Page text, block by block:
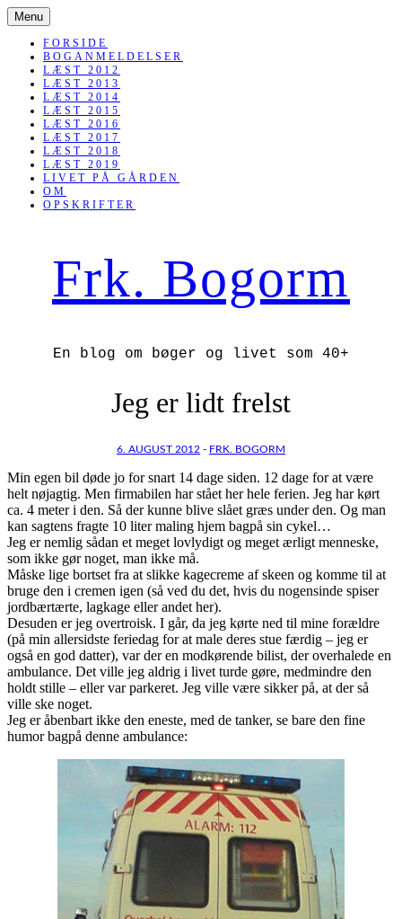
Menu SKIP
TO
CONTENT
FORSIDE
BOGANMELDELSER
LÆST 2012
LÆST 2013
LÆST 2014
LÆST 2015
LÆST 2016
LÆST 2017
LÆST 2018
LÆST 2019
LIVET PÅ GÅRDEN
OM
OPSKRIFTER
Frk. Bogorm
En blog om bøger og livet som 40+
Jeg er lidt frelst
6. AUGUST 2012 - FRK. BOGORM
Min egen bil døde jo for snart 14 dage siden. 12 dage for at være
helt nøjagtig. Men firmabilen har stået her hele ferien. Jeg har kørt
ca. 4 meter i den. Så der kunne blive slået græs under den. Og man
kan sagtens fragte 10 liter maling hjem bagpå sin cykel…
Jeg er nemlig sådan et meget lovlydigt og meget ærligt menneske,
som ikke gør noget, man ikke må.
Måske lige bortset fra at slikke kagecreme af skeen og komme til at
bruge den i cremen igen (så ved du det, hvis du nogensinde spiser
jordbærtærte, lagkage eller andet her).
Desuden er jeg overtroisk. I går, da jeg kørte ned til mine forældre
(på min allersidste feriedag for at male deres stue færdig – jeg er
også en god datter), var der en modkørende bilist, der overhalede en
ambulance. Det ville jeg aldrig i livet turde gøre, medmindre den
holdt stille – eller var parkeret. Jeg ville være sikker på, at der så
ville ske noget.
Jeg er åbenbart ikke den eneste, med de tanker, se bare den fine
humor bagpå denne ambulance: